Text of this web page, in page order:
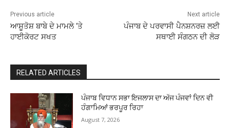
Previous article
ਆਸ਼ੂਤੋਸ਼ ਬਾਬੇ ਦੇ ਮਾਮਲੇ ‘ਤੇ
ਹਾਈਕੋਰਟ ਸਖਤ
Next article
ਪੰਜਾਬ ਦੇ ਪਰਵਾਸੀ ਪੈਨਸ਼ਨਰਜ਼ ਲਈ
ਸਥਾਈ ਸੰਗਠਨ ਦੀ ਲੋੜ
RELATED ARTICLES
ਪੰਜਾਬ ਵਿਧਾਨ ਸਭਾ ਇਜਲਾਸ ਦਾ ਅੱਜ ਪੰਜਵਾਂ ਦਿਨ ਵੀ
ਹੰਗਾਮਿਆਂ ਭਰਪੂਰ ਰਿਹਾ
August 7, 2026